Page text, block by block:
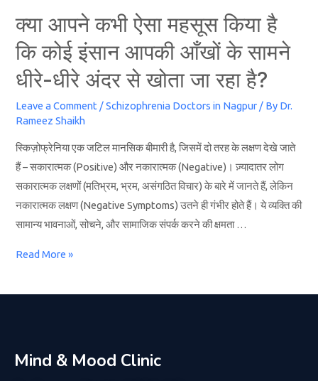
क्या आपने कभी ऐसा महसूस किया है
कि कोई इंसान आपकी आँखों के सामने
धीरे-धीरे अंदर से खोता जा रहा है?
Leave a Comment /Schizophrenia Doctors in Nagpur / By Dr.
Rameez Shaikh
स्किज़ोफ्रेनिया एक जटिल मानसिक बीमारी है, जिसमें दो तरह के लक्षण देखे जाते
हैं – सकारात्मक (Positive) और नकारात्मक (Negative)। ज़्यादातर लोग
सकारात्मक लक्षणों (मतिभ्रम, भ्रम, असंगठित विचार) के बारे में जानते हैं, लेकिन
नकारात्मक लक्षण (Negative Symptoms) उतने ही गंभीर होते हैं। ये व्यक्ति की
सामान्य भावनाओं, सोचने, और सामाजिक संपर्क करने की क्षमता …
Read More »
Mind & Mood Clinic